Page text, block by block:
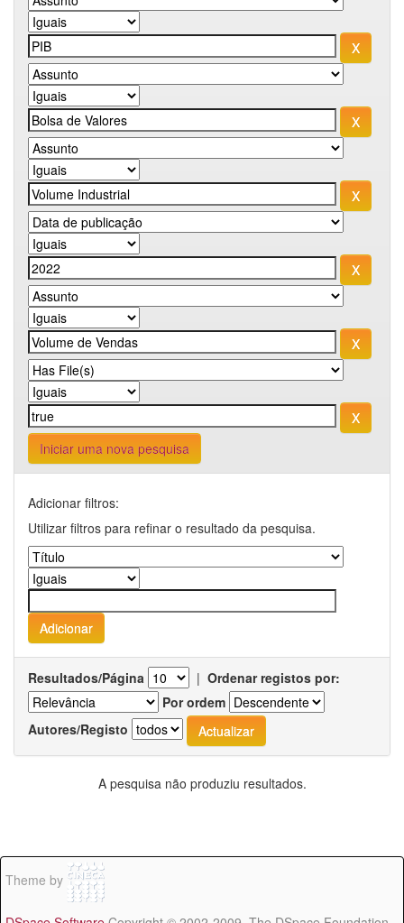
Iniciar uma nova pesquisa
Adicionar filtros:
Utilizar filtros para refinar o resultado da pesquisa.
Resultados/Página | Ordenar registos por:
Por ordem
Autores/Registo
A pesquisa não produziu resultados.
Theme by